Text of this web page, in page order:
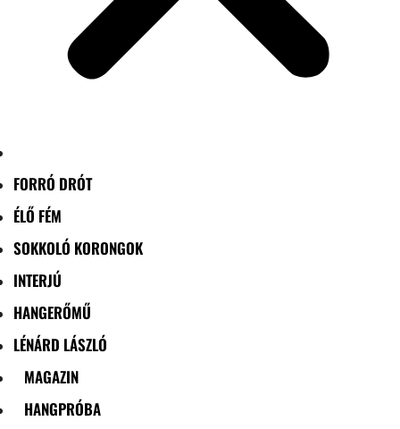
FORRÓ DRÓT
ÉLŐ FÉM
SOKKOLÓ KORONGOK
INTERJÚ
HANGERŐMŰ
LÉNÁRD LÁSZLÓ
MAGAZIN
HANGPRÓBA